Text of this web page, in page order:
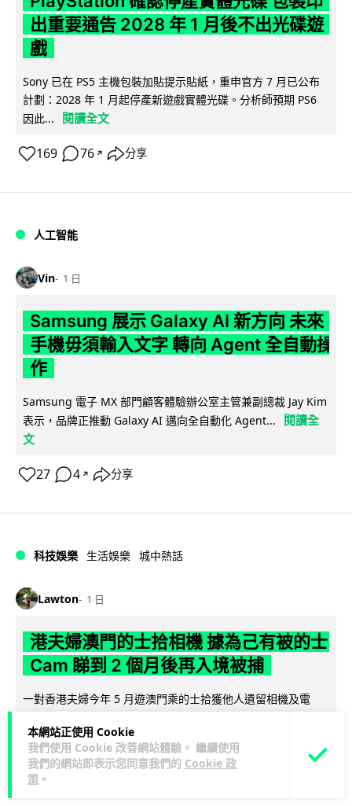
本網站正使用 Cookie
我們使用 Cookie 改善網站體驗。 繼續使用
我們的網站即表示您同意我們的 Cookie 政
策 。
出重要通告 2028 年 1 月後不出光碟遊
戲
Sony 已在 PS5 主機包裝加貼提示貼紙，重申官方 7 月已公布
計劃：2028 年 1 月起停產新遊戲實體光碟。分析師預期 PS6
因此...
閱讀全文
169 76 ↗ 分享
人工智能
Vin 1 日
Samsung 展示 Galaxy AI 新方向 未來
手機毋須輸入文字 轉向 Agent 全自動操
作
Samsung 電子 MX 部門顧客體驗辦公室主管兼副總裁 Jay Kim
表示，品牌正推動 Galaxy AI 邁向全自動化 Agent...
閱讀全
文
27 4 ↗ 分享
科技娛樂 生活娛樂 城中熱話
Lawton 1 日
港夫婦澳門的士拾相機 據為己有被的士
Cam 睇到 2 個月後再入境被捕
一對香港夫婦今年 5 月遊澳門乘的士拾獲他人遺留相機及電
次入境澳門時，被治安警察局...
532 75 ↗ 分享